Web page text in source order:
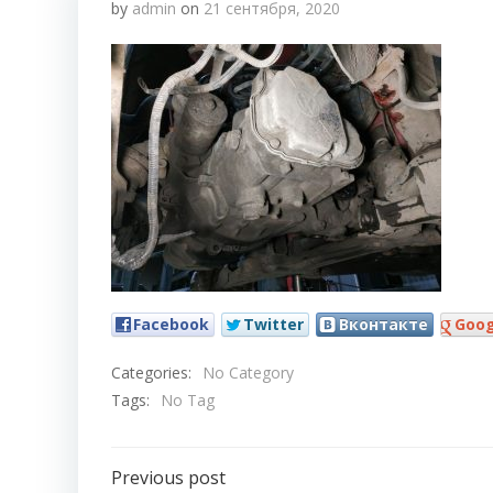
by admin on 21 сентября, 2020
Facebook Twitter Вконтакте
Categories:
No Category
Tags:
No Tag
Previous post